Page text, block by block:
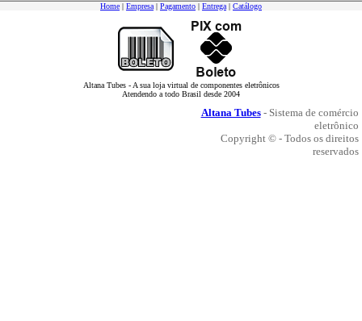
Home | Empresa | Pagamento | Entrega | Catálogo
Altana Tubes - A sua loja virtual de componentes eletrônicos
Atendendo a todo Brasil desde 2004
Altana Tubes- Sistema de comércio
eletrônico
Copyright © - Todos os direitos
reservados